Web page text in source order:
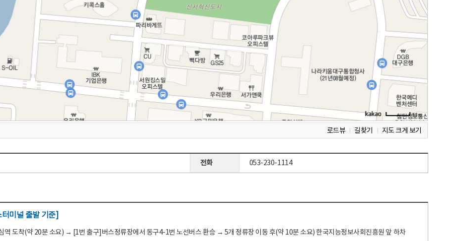
로드뷰 길찾기 지도 크게 보기
전화 053-230-1114
미널 출발 기준]
역 도착(약 20분 소요) → [1번 출구]버스정류장에서 동구4-1번 노선버스 환승 → 5개 정류장 이동 후(약 10분 소요) 한국지능정보사회진흥원 앞 하차